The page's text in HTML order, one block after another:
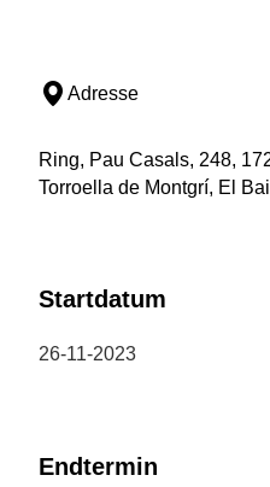
Adresse
Ring, Pau Casals, 248,
Torroella de Montgrí, El
Startdatum
26-11-2023
Endtermin